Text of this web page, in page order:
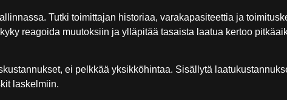
Tutki toimittajan historiaa, varakapasiteettia ja
reagoida muutoksiin ja ylläpitää tasaista laatua kertoo
ei pelkkää yksikköhintaa. Sisällytä
laskelmiin.